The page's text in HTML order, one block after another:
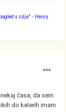
s cilja"- Henry
časa, da sem
do katerih imam